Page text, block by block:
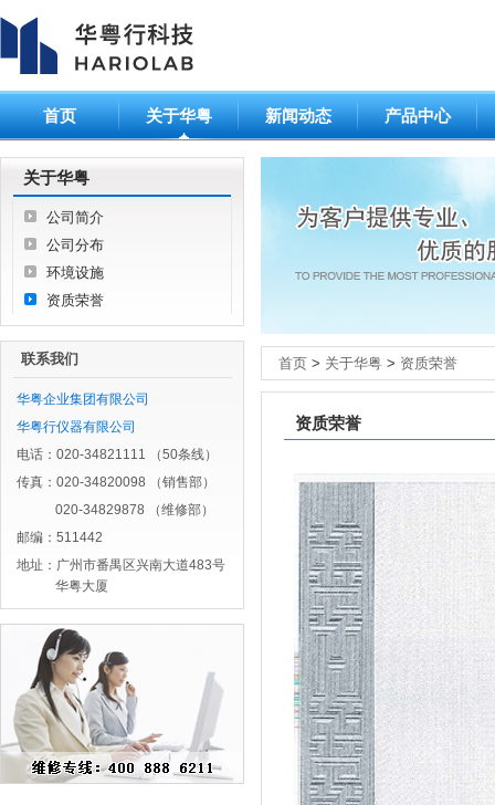
首页 关于华粤 新闻动态 产品中心
关于华粤
公司简介
公司分布
环境设施
资质荣誉
联系我们
华粤企业集团有限公司
华粤行仪器有限公司
电话：020-34821111 （50条线）
传真：020-34820098 （销售部）
020-34829878 （维修部）
邮编：511442
地址：广州市番禺区兴南大道483号
华粤大厦
首页 > 关于华粤 > 资质荣誉
资质荣誉